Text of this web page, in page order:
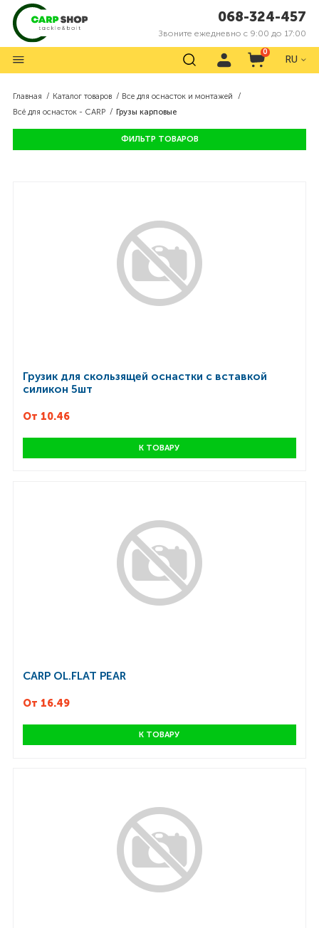
068-324-457
Звоните ежедневно с 9:00 до 17:00
0
RU
Главная Каталог товаров
Все для оснасток и монтажей
Всё для оснасток - CARP
Грузы карповые
ФИЛЬТР ТОВАРОВ
Грузик для скользящей оснастки с вставкой
силикон 5шт
От 10.46
К ТОВАРУ
CARP OL.FLAT PEAR
От 16.49
К ТОВАРУ